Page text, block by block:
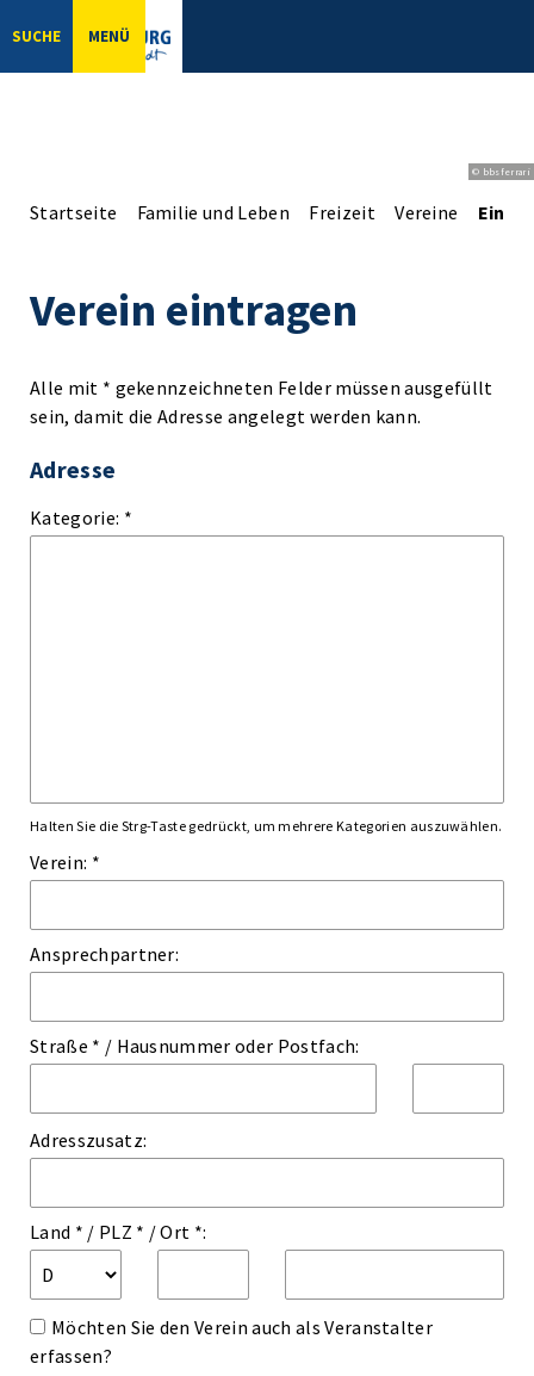
SUCHE MENÜ
© bbsferrari
Startseite Familie und Leben Freizeit Vereine
Verein eintragen
Alle mit * gekennzeichneten Felder müssen ausgefüllt
sein, damit die Adresse angelegt werden kann.
Adresse
Kategorie: *
Halten Sie die Strg-Taste gedrückt, um mehrere Kategorien auszuwählen.
Verein: *
Ansprechpartner:
Straße * / Hausnummer oder Postfach:
Adresszusatz:
Land * / PLZ * /Ort *:
Möchten Sie den Verein auch als Veranstalter
erfassen?